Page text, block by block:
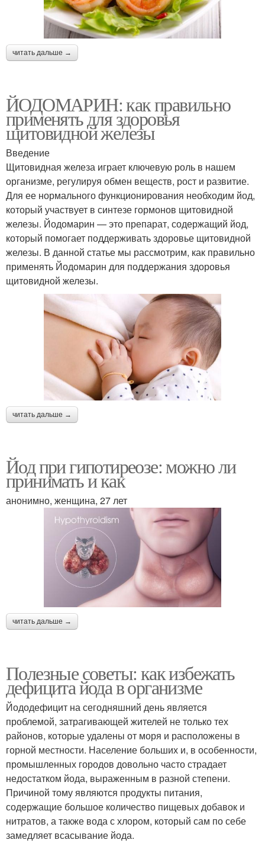
читать дальше →
ЙОДОМАРИН: как правильно
применять для здоровья
щитовидной железы
Введение
Щитовидная железа играет ключевую роль в нашем
организме, регулируя обмен веществ, рост и развитие.
Для ее нормального функционирования необходим йод,
который участвует в синтезе гормонов щитовидной
железы. Йодомарин — это препарат, содержащий йод,
который помогает поддерживать здоровье щитовидной
железы. В данной статье мы рассмотрим, как правильно
применять Йодомарин для поддержания здоровья
щитовидной железы.
читать дальше →
Йод при гипотиреозе: можно ли
принимать и как
анонимно, женщина, 27 лет
читать дальше →
Полезные советы: как избежать
дефицита йода в организме
Йододефицит на сегодняшний день является
проблемой, затрагивающей жителей не только тех
районов, которые удалены от моря и расположены в
горной местности. Население больших и, в особенности,
промышленных городов довольно часто страдает
недостатком йода, выраженным в разной степени.
Причиной тому являются продукты питания,
содержащие большое количество пищевых добавок и
нитратов, а также вода с хлором, который сам по себе
замедляет всасывание йода.